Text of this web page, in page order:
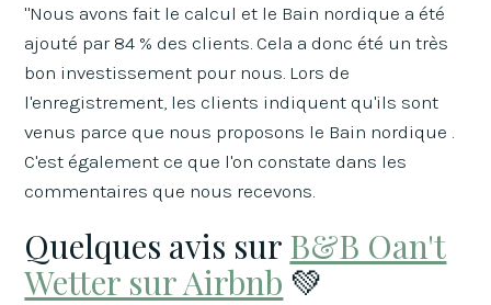
"Nous avons fait le calcul et le Bain nordique a été
ajouté par 84 % des clients. Cela a donc été un très
bon investissement pour nous. Lors de
l'enregistrement, les clients indiquent qu'ils sont
venus parce que nous proposons le Bain nordique .
C'est également ce que l'on constate dans les
commentaires que nous recevons.
Quelques avis sur B&B Oan't
Wetter sur Airbnb 💚